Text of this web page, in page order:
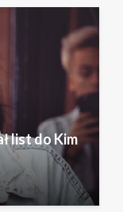
list do Kim